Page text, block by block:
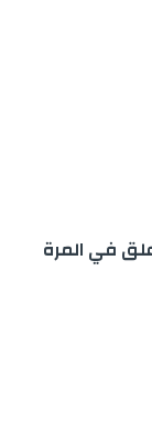
في المرة